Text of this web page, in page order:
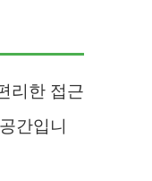
리한 접근
간입니